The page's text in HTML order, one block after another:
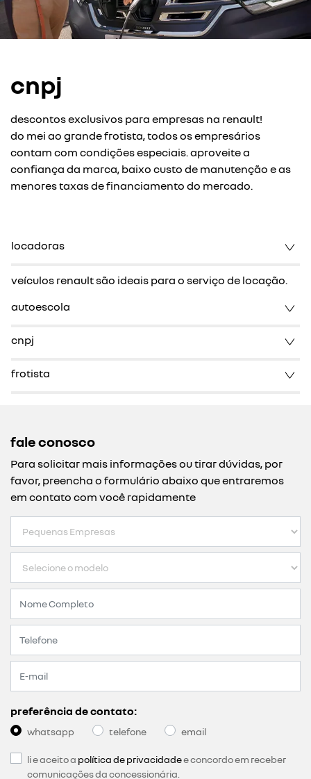
cnpj
descontos exclusivos para empresas na renault!
do mei ao grande frotista, todos os empresários
contam com condições especiais. aproveite a
confiança da marca, baixo custo de manutenção e as
menores taxas de financiamento do mercado.
locadoras
veículos renault são ideais para o serviço de locação.
autoescola
cnpj
frotista
fale conosco
Para solicitar mais informações ou tirar dúvidas, por
favor, preencha o formulário abaixo que entraremos
em contato com você rapidamente
preferência de contato:
whatsapp telefone email
li e aceito a política de privacidadee concordo em receber
comunicações da concessionária.